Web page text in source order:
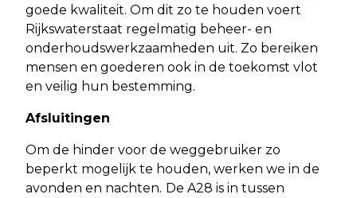
goede kwaliteit. Om dit zo te houden voert
Rijkswaterstaat regelmatig beheer- en
onderhoudswerkzaamheden uit. Zo bereiken
mensen en goederen ook in de toekomst vlot
en veilig hun bestemming.
Afsluitingen
Om de hinder voor de weggebruiker zo
beperkt mogelijk te houden, werken we in de
avonden en nachten. De A28 is in tussen